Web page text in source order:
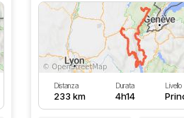
Distanza
233 km
Durata
4h14
Livello